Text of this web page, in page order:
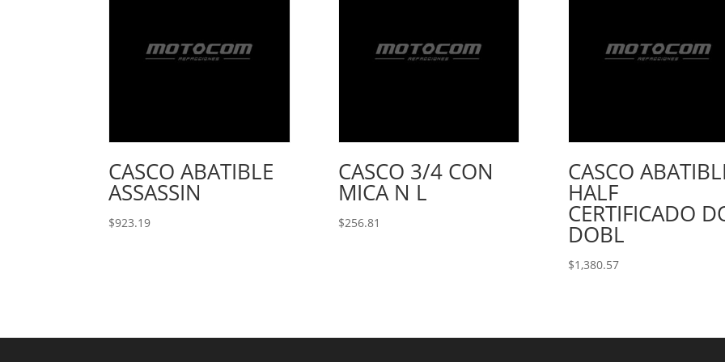
CASCO ABATIBLE
ASSASSIN
$923.19
CASCO 3/4 CON
MICA N L
$256.81
CASCO
HALF
CERTIFICADO
DOBL
$1,380.57